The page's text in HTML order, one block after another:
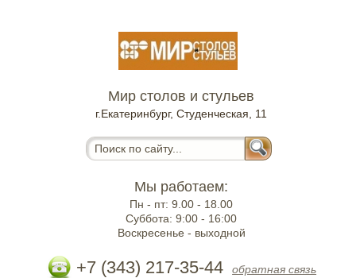
Мир столов и стульев
г.Екатеринбург, Студенческая, 11
Мы работаем:
Пн - пт:9.00 - 18.00
Суббота:9:00 - 16:00
Воскресенье - выходной
+7 (343) 217-35-44 обратная связь